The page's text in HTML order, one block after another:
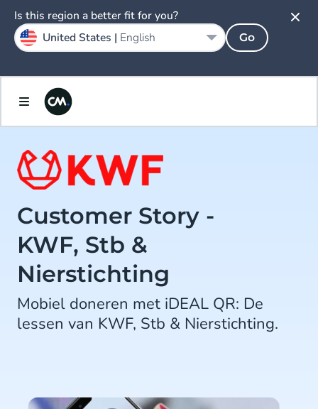
Customer Story -
KWF, Stb &
Nierstichting
Mobiel doneren met iDEAL QR: De
lessen van KWF, Stb & Nierstichting.
Is this region a better fit for you?
United States | English Go